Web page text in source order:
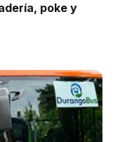
poke y